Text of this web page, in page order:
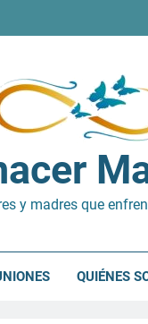
y madres que
QUIÉNES